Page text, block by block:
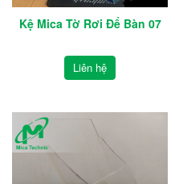
Kệ Mica Tờ Rơi Để Bàn 07
Liên hệ